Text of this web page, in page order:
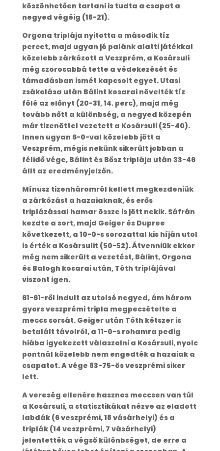
köszönhetően tartani is tudta a csapat a
negyed végéig (15-21).
Orgona triplája nyitotta a második tíz
percet, majd ugyan jó palánk alatti játékkal
közelebb zárkózott a Veszprém, a Kosársuli
még szorosabbá tette a védekezését és
támadásban ismét kapcsolt egyet. Utasi
zsákolása után Bálint kosarai növelték tíz
fölé az előnyt (20-31, 14. perc), majd még
tovább nőtt a különbség, a negyed közepén
már tizenöttel vezetett a Kosársuli (25-40).
Innen ugyan 6-0-val közelebb jött a
Veszprém, mégis nekünk sikerült jobban a
félidő vége, Bálint és Bősz triplája után 33-46
állt az eredményjelzőn.
Mínusz tizenháromról kellett megkezdeniük
a zárkózást a hazaiaknak, és erős
triplázással hamar össze is jött nekik. Sáfrán
kezdte a sort, majd Geiger és Dupree
következett, a 10-0-s sorozattal kis híján utol
is érték a Kosársulit (50-52). Átvenniük ekkor
még nem sikerült a vezetést, Bálint, Orgona
és Balogh kosarai után, Tóth triplájával
viszont igen.
61-61-ről indult az utolsó negyed, ám három
gyors veszprémi tripla megpecsételte a
meccs sorsát. Geiger után Tóth kétszer is
betalált távolról, a 11-0-s rohamra pedig
hiába igyekezett válaszolni a Kosársuli, nyolc
pontnál közelebb nem engedték a hazaiak a
csapatot. A vége 83-75-ös veszprémi siker
lett.
A vereség ellenére hasznos meccsen van túl
a Kosársuli, a statisztikákat nézve az eladott
labdák (6 veszprémi, 18 vásárhelyi) és a
triplák (14 veszprémi, 7 vásárhelyi)
jelentették a végső különbséget, de erre a